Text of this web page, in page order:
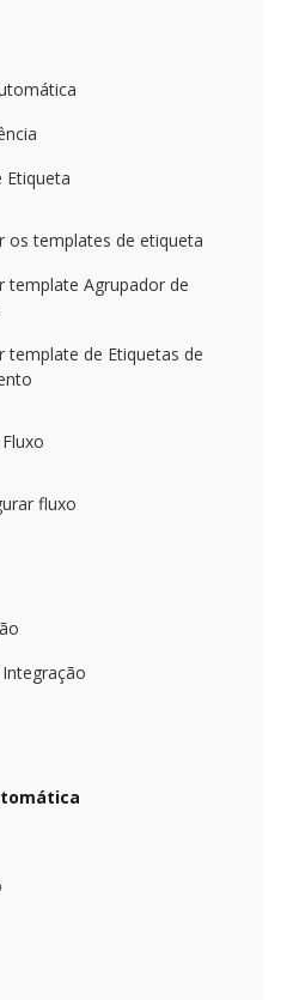
Etiqueta
os templates de etiqueta
template Agrupador de
template de Etiquetas de
fluxo